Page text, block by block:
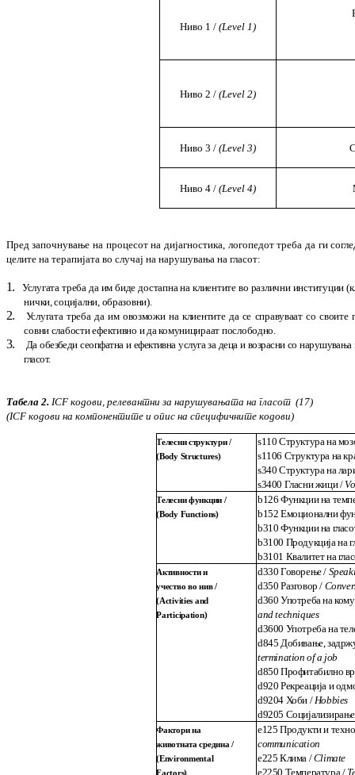
Ниво 1 /(Level 1)
Ниво 2 /(Level 2)
Ниво 3 /(Level 3)
Ниво 4 /(Level 4)
Пред започнување на процесот на дијагностика, логопедот треба да ги
целите на терапијата во случај на нарушувања на гла­сот:
1. Услугата треба да им биде достапна на клиентите во различни инсти­туции
нички, социјални, обра­зовни).
2. Услугата треба да им овозможи на клиентите да се справуваат со своите
совни слабости ефек­тивно и да комуницираат посло­бодно.
3. Да обезбеди сеопфатна и ефек­тивна услуга за деца и возрасни со нарушувања
гласот.
Табела 2. ICFкодови, релевантни за нарушувањата на гласот (17)
(ICF кодови на компонентите и опис на специфичните кодови)
Телесни структури/
(Body Structures)
s110Структура на
s1106 Структура на
s340Структура на
s3400 Гласни жици /
Телесни функции /
(Body Functions)
b126Функции на
b152Емоционални
b310Функции на
b3100 Продукција на
b3101 Квалитет на
Активности и
учество во нив/
(Activities and
Participation)
d330Говорење /
d350Разговор /
d360Употреба на
and techniques
d3600 Употреба на
d845Добивање,
termination of a job
d850Профитабилно
d920Рекреација и
d9204 Хоби /Hobbies
d9205
Фактори на
животната средина /
(Environmental
Factors)
e125Продукти и
communication
e225Клима /Climate
e2250 Температура /